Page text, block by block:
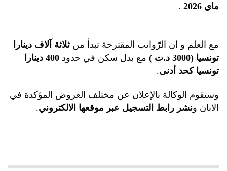
ماي 2026
.
مع العلم و ان الرّواتب المقترحة تبدأ من
تونسيا (3000 د.ت )
مع بدل سكن في حدود
تونسيا كحد أدنى.
الابان ونشر رابط التسجيل عبر موقعها الالكتروني.